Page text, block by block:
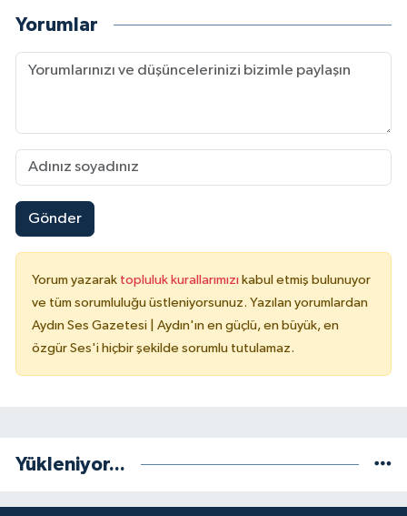
Yorumlar
Gönder
Yorum yazarak topluluk kurallarımızı kabul etmiş bulunuyor
ve tüm sorumluluğu üstleniyorsunuz. Yazılan yorumlardan
Aydın Ses Gazetesi | Aydın'ın en güçlü, en büyük, en
özgür Ses'i hiçbir şekilde sorumlu tutulamaz.
Yükleniyor...